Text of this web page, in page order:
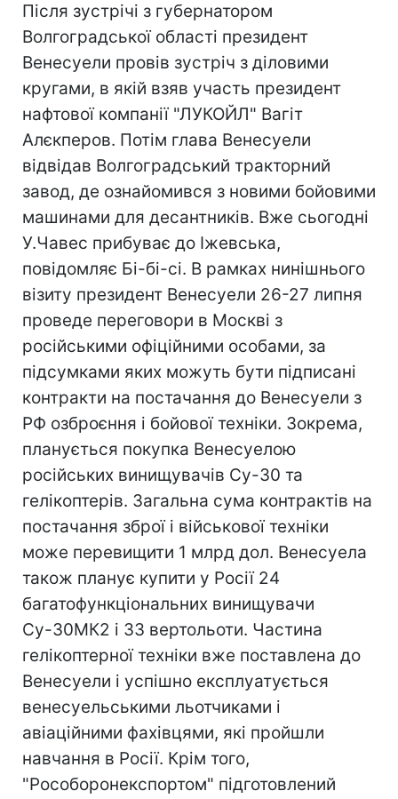
Після зустрічі з губернатором
Волгоградської області президент
Венесуели провів зустріч з діловими
кругами, в якій взяв участь президент
нафтової компанії "ЛУКОЙЛ" Вагіт
Алєкперов. Потім глава Венесуели
відвідав Волгоградський тракторний
завод, де ознайомився з новими бойовими
машинами для десантників. Вже сьогодні
У.Чавес прибуває до Іжевська,
повідомляє Бі-бі-сі. В рамках нинішнього
візиту президент Венесуели 26-27 липня
проведе переговори в Москві з
російськими офіційними особами, за
підсумками яких можуть бути підписані
контракти на постачання до Венесуели з
РФ озброєння і бойової техніки. Зокрема,
планується покупка Венесуелою
російських винищувачів Су-30 та
гелікоптерів. Загальна сума контрактів на
постачання зброї і військової техніки
може перевищити 1 млрд дол. Венесуела
також планує купити у Росії 24
багатофункціональних винищувачи
Су-30МК2 і 33 вертольоти. Частина
гелікоптерної техніки вже поставлена до
Венесуели і успішно експлуатується
венесуельськими льотчиками і
авіаційними фахівцями, які пройшли
навчання в Росії. Крім того,
"Рособоронекспортом" підготовлений